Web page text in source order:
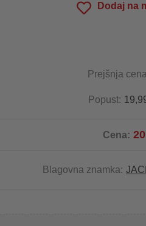
Dodaj na
Prejšnja
Popust:
Cena:
Blagovna znamka: